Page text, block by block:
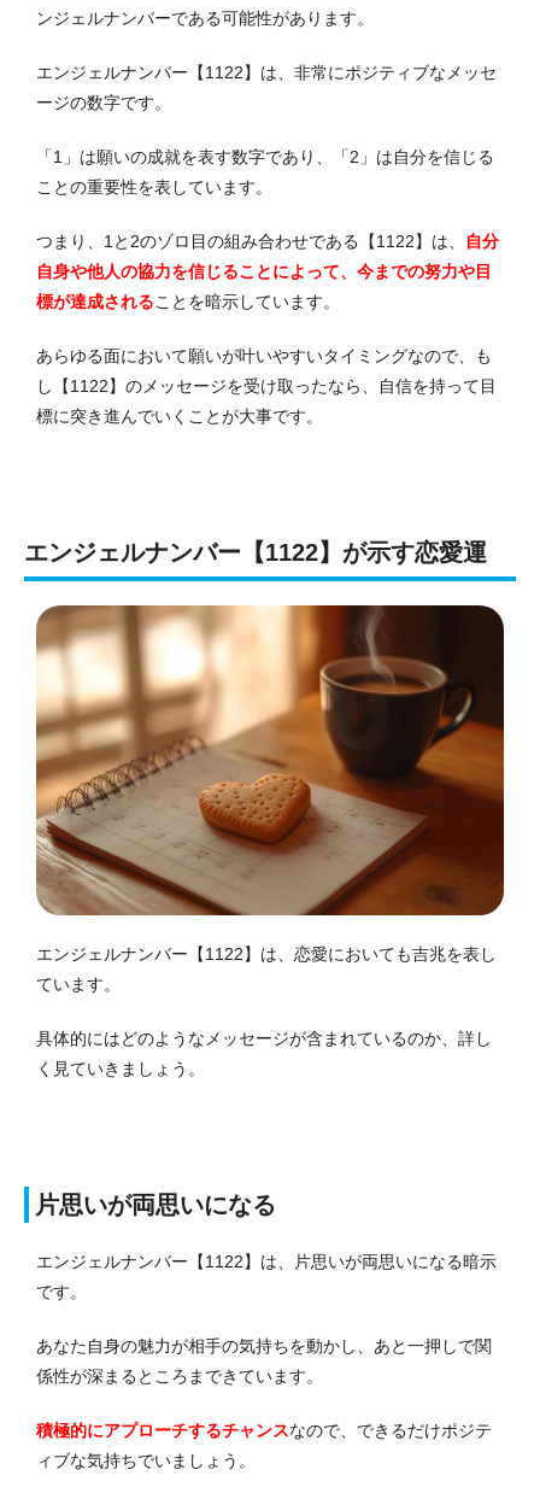
ンジェルナンバーである可能性があります。
エンジェルナンバー【1122】は、非常にポジティブなメッセ
ージの数字です。
「1」は願いの成就を表す数字であり、「2」は自分を信じる
ことの重要性を表しています。
つまり、1と2のゾロ目の組み合わせである【1122】は、
自分
自身や他人の協力を信じることによって、今までの努力や目
標が達成されることを暗示しています。
あらゆる面において願いが叶いやすいタイミングなので、も
し【1122】のメッセージを受け取ったなら、自信を持って目
標に突き進んでいくことが大事です。
エンジェルナンバー【1122】が示す恋愛運
エンジェルナンバー【1122】は、恋愛においても吉兆を表し
ています。
具体的にはどのようなメッセージが含まれているのか、詳し
く見ていきましょう。
片思いが両思いになる
エンジェルナンバー【1122】は、片思いが両思いになる暗示
です。
あなた自身の魅力が相手の気持ちを動かし、あと一押しで関
係性が深まるところまできています。
積極的にアプローチするチャンスなので、できるだけポジテ
ィブな気持ちでいましょう。